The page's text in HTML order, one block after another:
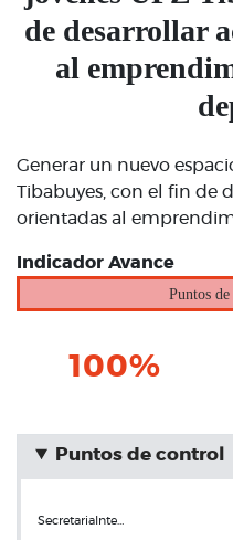
de desarrollar
al
Generar un nuevo
Tibabuyes, con el fin de
orientadas al
Indicador Avance
Puntos
100%
Puntos de control
SecretariaInte…